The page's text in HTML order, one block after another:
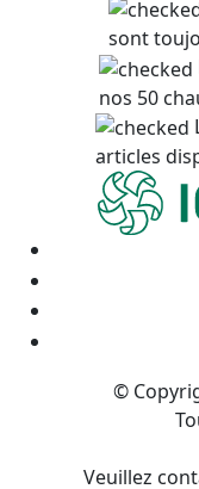
sont
nos 50
articles
©
Veuillez